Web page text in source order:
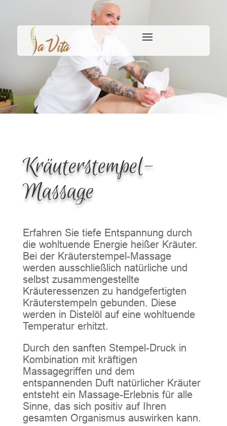
Kräuterstempel-
Massage
Erfahren Sie tiefe Entspannung durch
die wohltuende Energie heißer Kräuter.
Bei der Kräuterstempel-Massage
werden ausschließlich natürliche und
selbst zusammengestellte
Kräuteressenzen zu handgefertigten
Kräuterstempeln gebunden. Diese
werden in Distelöl auf eine wohltuende
Temperatur erhitzt.
Durch den sanften Stempel-Druck in
Kombination mit kräftigen
Massagegriffen und dem
entspannenden Duft natürlicher Kräuter
entsteht ein Massage-Erlebnis für alle
Sinne, das sich positiv auf Ihren
gesamten Organismus auswirken kann.